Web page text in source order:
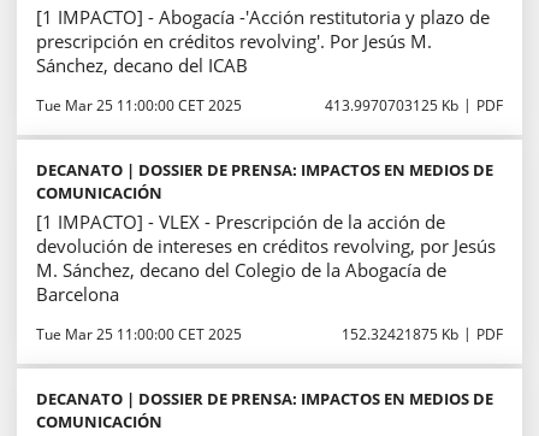
[1 IMPACTO] - Abogacía -'Acción restitutoria y plazo de
prescripción en créditos revolving'. Por Jesús M.
Sánchez, decano del ICAB
Tue Mar 25 11:00:00 CET 2025 413.9970703125 Kb PDF
DECANATO | DOSSIER DE PRENSA: IMPACTOS EN MEDIOS DE
COMUNICACIÓN
[1 IMPACTO] - VLEX - Prescripción de la acción de
devolución de intereses en créditos revolving, por Jesús
M. Sánchez, decano del Colegio de la Abogacía de
Barcelona
Tue Mar 25 11:00:00 CET 2025 152.32421875 Kb PDF
DECANATO | DOSSIER DE PRENSA: IMPACTOS EN MEDIOS DE
COMUNICACIÓN